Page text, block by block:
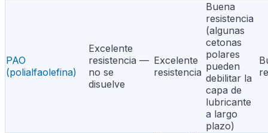
PAO
(polialfaolefina)
Excelente
resistencia —
no se
disuelve
Excelente
resistencia
Buena
resistencia
(algunas
cetonas
polares
pueden
debilitar la
capa de
lubricante
a largo
plazo)